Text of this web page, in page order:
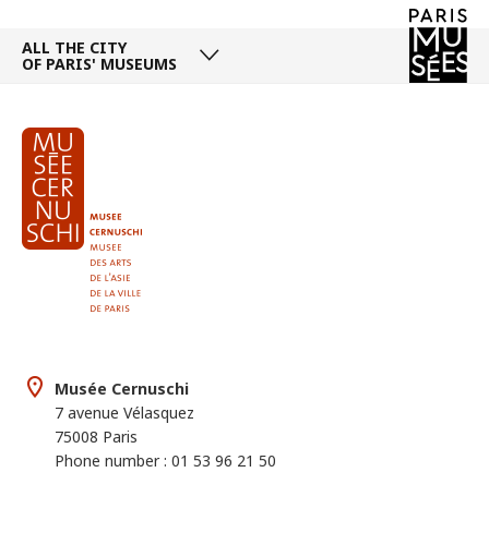
ALL THE CITY
OF PARIS' MUSEUMS
Musée Cernuschi
7 avenue Vélasquez
75008 Paris
Phone number : 01 53 96 21 50